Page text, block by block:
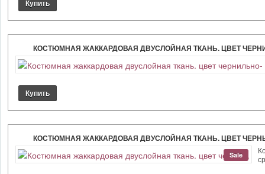
КОСТЮМНАЯ ЖАККАРДОВАЯ ДВУСЛОЙНАЯ ТКАНЬ. ЦВЕТ
КОСТЮМНАЯ ЖАККАРДОВАЯ ДВУСЛОЙНАЯ ТКАНЬ. ЦВЕТ
Sale